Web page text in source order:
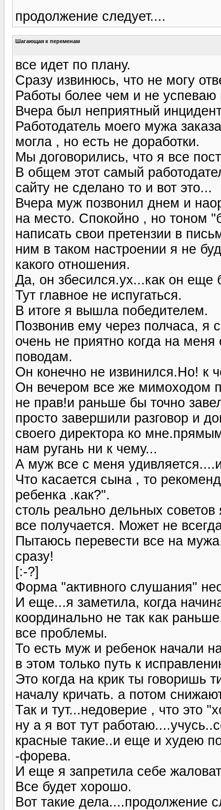
продолжение следует....
Шагающая к переменам
все идет по плану.
Сразу извинюсь, что не могу
Работы более чем и не успеваю
Вчера был неприятный
Работодатель моего мужа
могла , но есть не доработки.
Мы договорились, что я все
В общем этот самый
сайту не сделано то и вот это...
Вчера муж позвонил днем и
на место. Спокойно , но тоном
написать свои претензии в
ним в таком настроении я не
какого отношения.
Да, он збесился.ух...как он еще
Тут главное не испугаться.
В итоге я вышла победителем.
Позвонив ему через полчаса, я
очень не приятно когда на
поводам.
Он конечно не извинился.Но! к
Он вечером все же мимоходом
не прав!и раньше бы точно
просто завершили разговор и
своего директора ко
нам ругань ни к чему...
А муж все с меня
Что касается сына , то
ребенка .как?".
столь реально дельных
все получается. Может не
Пытаюсь перевести все на
сразу!
[:-?]
Форма "активного слушания"
И еще...я заметила, когда
координально не так как
все проблемы.
То есть муж и ребенок начали
в этом только путь к
Это когда на крик ты говоришь
началу кричать. а потом
Так и тут...недоверие , что это
ну а я вот тут
красные такие..и еще и худею
-форева.
И еще я запретила себе
Все будет хорошо.
Вот такие дела....продолжение